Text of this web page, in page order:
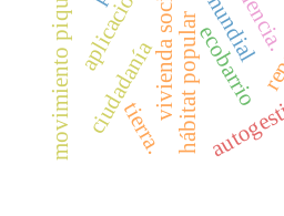
ecobarrio
movimiento piquetero hábitat popular
vivienda social
ciudadanía
tierra.